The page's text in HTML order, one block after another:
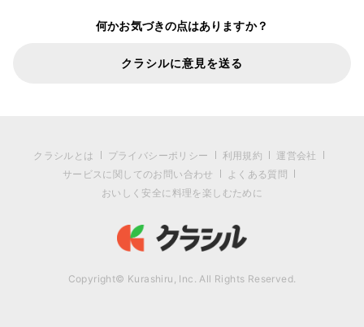
何かお気づきの点はありますか？
クラシルに意見を送る
クラシルとは プライバシーポリシー 利用規約
運営会社
サービスに関してのお問い合わせ
よくある質問
おいしく安全に料理を楽しむために
Copyright© Kurashiru, Inc. All Rights Reserved.